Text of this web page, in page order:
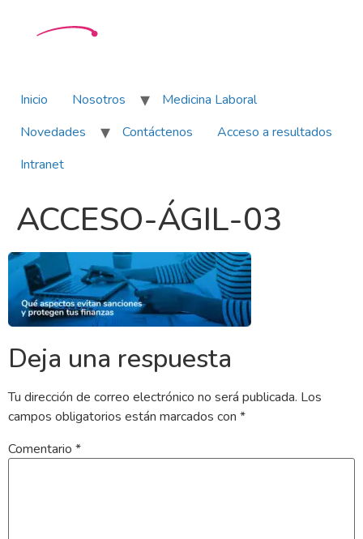
Inicio Nosotros
Medicina Laboral
Novedades
Contáctenos
Acceso a resultados
Intranet
ACCESO-ÁGIL-03
Deja una respuesta
Tu dirección de correo electrónico no será publicada. Los
campos obligatorios están marcados con *
Comentario *